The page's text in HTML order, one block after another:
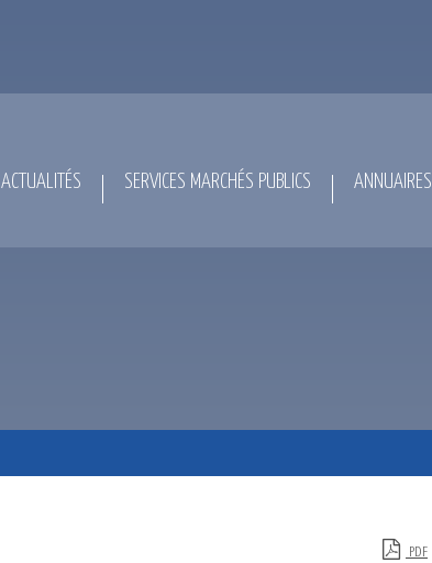
ACTUALITÉS SERVICES MARCHÉS PUBLICS ANNUAIRES
PDF